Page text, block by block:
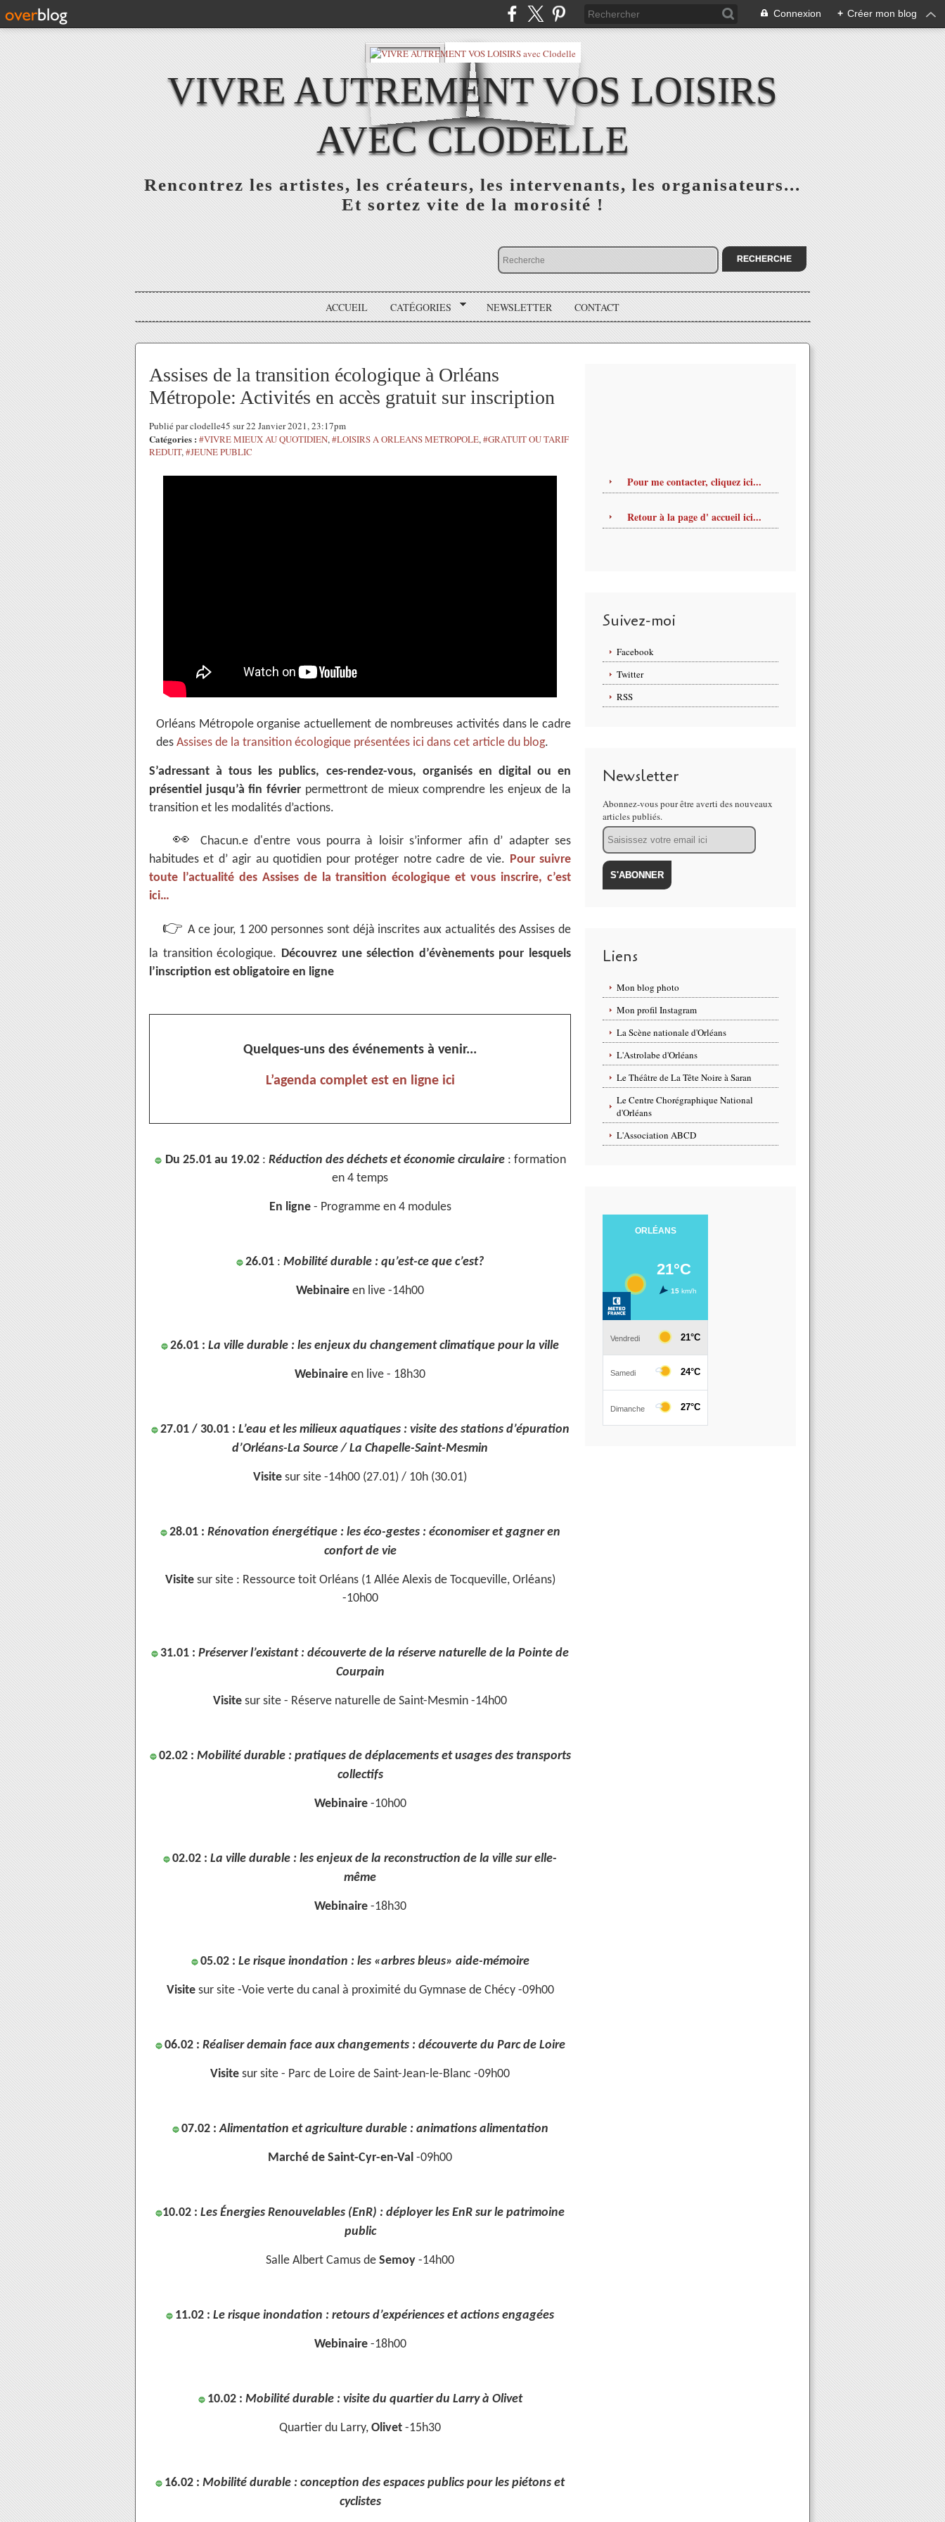
Connexion + Créer mon blog
VIVRE AUTREMENT VOS LOISIRS
AVEC CLODELLE
Rencontrez les artistes, les créateurs, les intervenants, les organisateurs...
Et sortez vite de la morosité !
ACCUEIL CATÉGORIES NEWSLETTER CONTACT
Assises de la transition écologique à Orléans
Métropole: Activités en accès gratuit sur inscription
Publié par clodelle45 sur 22 Janvier 2021, 23:17pm
Catégories : #VIVRE MIEUX AU QUOTIDIEN,#LOISIRS A ORLEANS METROPOLE,#GRATUIT OU TARIF
REDUIT,#JEUNE PUBLIC
Orléans Métropole organise actuellement de nombreuses activités dans le cadre
des Assises de la transition écologique présentées ici dans cet article du blog.
S’adressant à tous les publics, ces-rendez-vous, organisés en digital ou en
présentiel jusqu’à fin févrierpermettront de mieux comprendre les enjeux de la
transition et les modalités d’actions.
👀
Chacun.e d'entre vous pourra à loisir s’informer afin d’ adapter ses
habitudes et d’ agir au quotidien pour protéger notre cadre de vie. Pour suivre
toute l’actualité des Assises de la transition écologique et vous inscrire, c’est
ici…
👉A ce jour, 1 200 personnes sont déjà inscrites aux actualités des Assises de
la transition écologique. Découvrez une sélection d’évènements pour lesquels
l’inscription est obligatoire en ligne
Quelques-uns des événements à venir...
L’agenda complet est en ligne ici
🔵 Du 25.01 au 19.02: Réduction des déchets et économie circulaire: formation
en 4 temps
En ligne- Programme en 4 modules
🔵 26.01 : Mobilité durable : qu’est-ce que c’est?
Webinaire en live -14h00
🔵 26.01 : La ville durable : les enjeux du changement climatique pour la ville
Webinaire en live - 18h30
🔵 27.01 / 30.01 : L’eau et les milieux aquatiques : visite des stations d’épuration
d’Orléans-La Source / La Chapelle-Saint-Mesmin
Visite sur site -14h00 (27.01) / 10h (30.01)
🔵 28.01 : Rénovation énergétique : les éco-gestes : économiser et gagner en
confort de vie
Visite sur site : Ressource toit Orléans (1 Allée Alexis de Tocqueville, Orléans)
-10h00
🔵 31.01 : Préserver l’existant : découverte de la réserve naturelle de la Pointe de
Courpain
Visite sur site - Réserve naturelle de Saint-Mesmin -14h00
🔵 02.02 : Mobilité durable : pratiques de déplacements et usages des transports
collectifs
Webinaire-10h00
🔵 02.02 : La ville durable : les enjeux de la reconstruction de la ville sur elle-
même
Webinaire -18h30
🔵 05.02 : Le risque inondation : les «arbres bleus» aide-mémoire
Visitesur site -Voie verte du canal à proximité du Gymnase de Chécy -09h00
🔵 06.02 : Réaliser demain face aux changements : découverte du Parc de Loire
Visite sur site - Parc de Loire de Saint-Jean-le-Blanc -09h00
🔵 07.02 :Alimentation et agriculture durable : animations alimentation
Marché de Saint-Cyr-en-Val -09h00
🔵10.02 : Les Énergies Renouvelables (EnR) : déployer les EnR sur le patrimoine
public
Salle Albert Camus de Semoy -14h00
🔵 11.02 : Le risque inondation : retours d’expériences et actions engagées
Webinaire-18h00
🔵 10.02 : Mobilité durable : visite du quartier du Larry à Olivet
Quartier du Larry, Olivet -15h30
🔵 16.02 : Mobilité durable : conception des espaces publics pour les piétons et
cyclistes
Pour me contacter, cliquez ici...
Retour à la page d' accueil ici...
Suivez-moi
Facebook
Twitter
RSS
Newsletter
Abonnez-vous pour être averti des nouveaux
articles publiés.
Email
Liens
Mon blog photo
Mon profil Instagram
La Scène nationale d'Orléans
L'Astrolabe d'Orléans
Le Théâtre de La Tête Noire à Saran
Le Centre Chorégraphique National
d'Orléans
L'Association ABCD